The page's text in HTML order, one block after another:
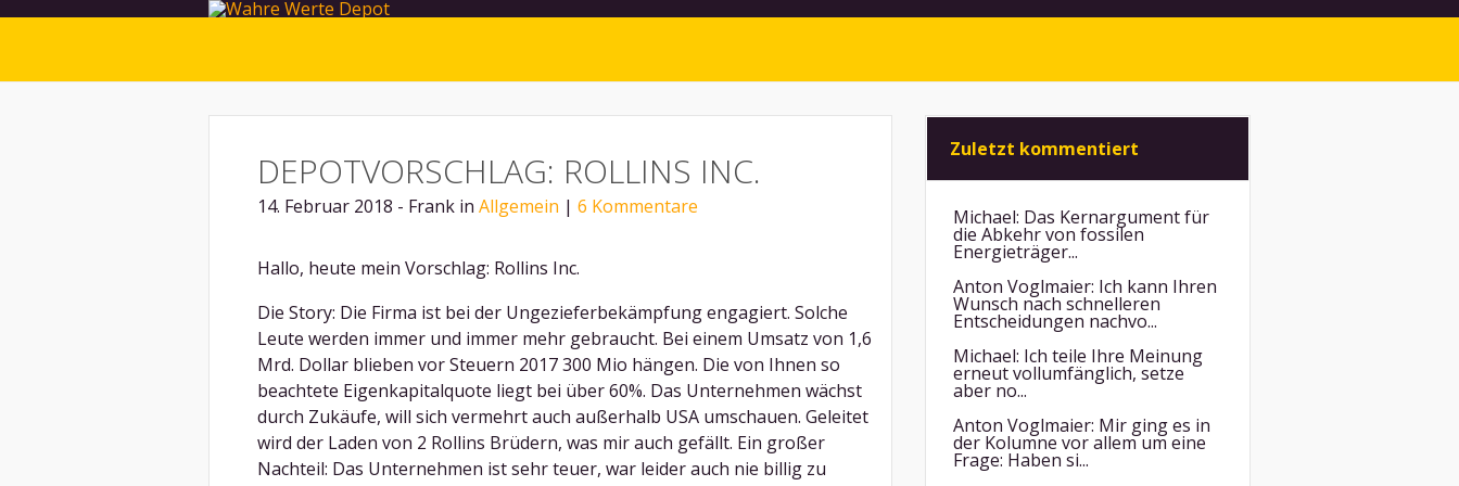
DEPOTVORSCHLAG: ROLLINS INC.
14. Februar 2018 - Frank in Allgemein | 6 Kommentare
Hallo, heute mein Vorschlag: Rollins Inc.
Die Story: Die Firma ist bei der Ungezieferbekämpfung engagiert. Solche
Leute werden immer und immer mehr gebraucht. Bei einem Umsatz von 1,6
Mrd. Dollar blieben vor Steuern 2017 300 Mio hängen. Die von Ihnen so
beachtete Eigenkapitalquote liegt bei über 60%. Das Unternehmen wächst
durch Zukäufe, will sich vermehrt auch außerhalb USA umschauen. Geleitet
wird der Laden von 2 Rollins Brüdern, was mir auch gefällt. Ein großer
Nachteil: Das Unternehmen ist sehr teuer, war leider auch nie billig zu
Zuletzt kommentiert
Michael: Das Kernargument für
die Abkehr von fossilen
Energieträger...
Anton Voglmaier: Ich kann Ihren
Wunsch nach schnelleren
Entscheidungen nachvo...
Michael: Ich teile Ihre Meinung
erneut vollumfänglich, setze
aber no...
Anton Voglmaier: Mir ging es in
der Kolumne vor allem um eine
Frage: Haben si...